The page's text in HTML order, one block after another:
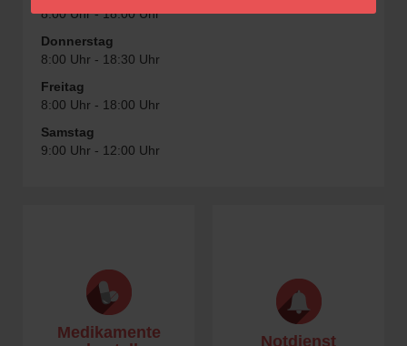
8:00 Uhr - 18:00 Uhr
Donnerstag
8:00 Uhr - 18:30 Uhr
Freitag
8:00 Uhr - 18:00 Uhr
Samstag
9:00 Uhr - 12:00 Uhr
Medikamente
Notdienst